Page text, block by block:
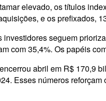
elevado, os títulos
e os prefixados,
investidores seguem
com 35,4%. Os papéis
abril em R$ 170,9
Esses números